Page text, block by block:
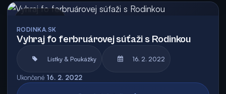
RODINKA.SK
Vyhraj fo ferbruárovej súťaži s Rodinkou
Lístky & Poukážky 16. 2. 2022
Ukončené 16. 2. 2022